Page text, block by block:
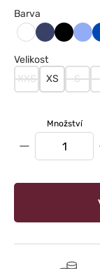
Barva
Biały CiemnyCzarny
Velikost
XXS
XS S
Množství
−